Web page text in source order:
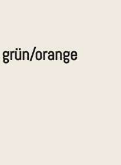
orange